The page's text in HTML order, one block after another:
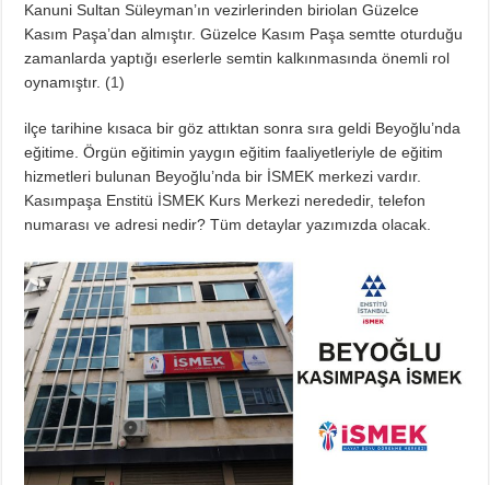
Kanuni Sultan Süleyman’ın vezirlerinden biriolan Güzelce
Kasım Paşa’dan almıştır. Güzelce Kasım Paşa semtte oturduğu
zamanlarda yaptığı eserlerle semtin kalkınmasında önemli rol
oynamıştır. (1)
ilçe tarihine kısaca bir göz attıktan sonra sıra geldi Beyoğlu’nda
eğitime. Örgün eğitimin yaygın eğitim faaliyetleriyle de eğitim
hizmetleri bulunan Beyoğlu’nda bir İSMEK merkezi vardır.
Kasımpaşa Enstitü İSMEK Kurs Merkezi nerededir, telefon
numarası ve adresi nedir? Tüm detaylar yazımızda olacak.